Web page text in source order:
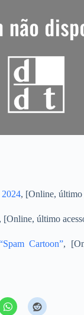
, [Online, último
, [Online, último
Cartoon”,